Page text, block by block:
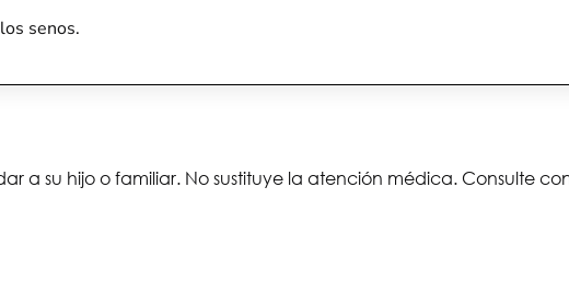
senos.
a su hijo o familiar. No sustituye la atención médica. Consulte